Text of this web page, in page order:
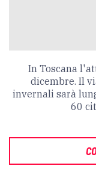
In Toscana
dicembre. Il
invernali sarà
60